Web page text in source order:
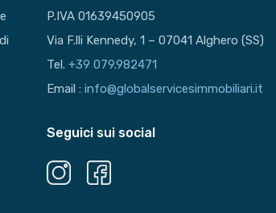
P.IVA 01639450905
Via F.lli Kennedy, 1 – 07041 Alghero (SS)
Tel.+39 079.982471
Email :info@globalservicesimmobiliari.it
Seguici sui social